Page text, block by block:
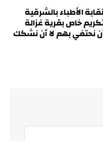
الأطباء بالشرقية
خاص بقرية غزالة
نحتفي بهم لا أن نشكك